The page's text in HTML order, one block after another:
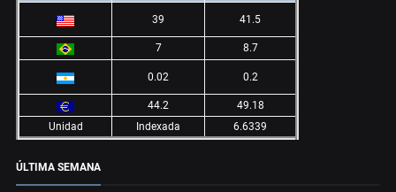
39 41.5
7 8.7
0.02 0.2
44.2
49.18
Unidad
Indexada 6.6339
ÚLTIMA SEMANA